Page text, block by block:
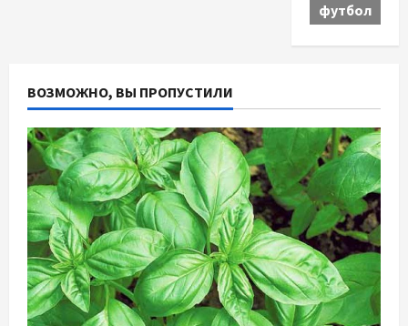
футбол
ВОЗМОЖНО, ВЫ ПРОПУСТИЛИ